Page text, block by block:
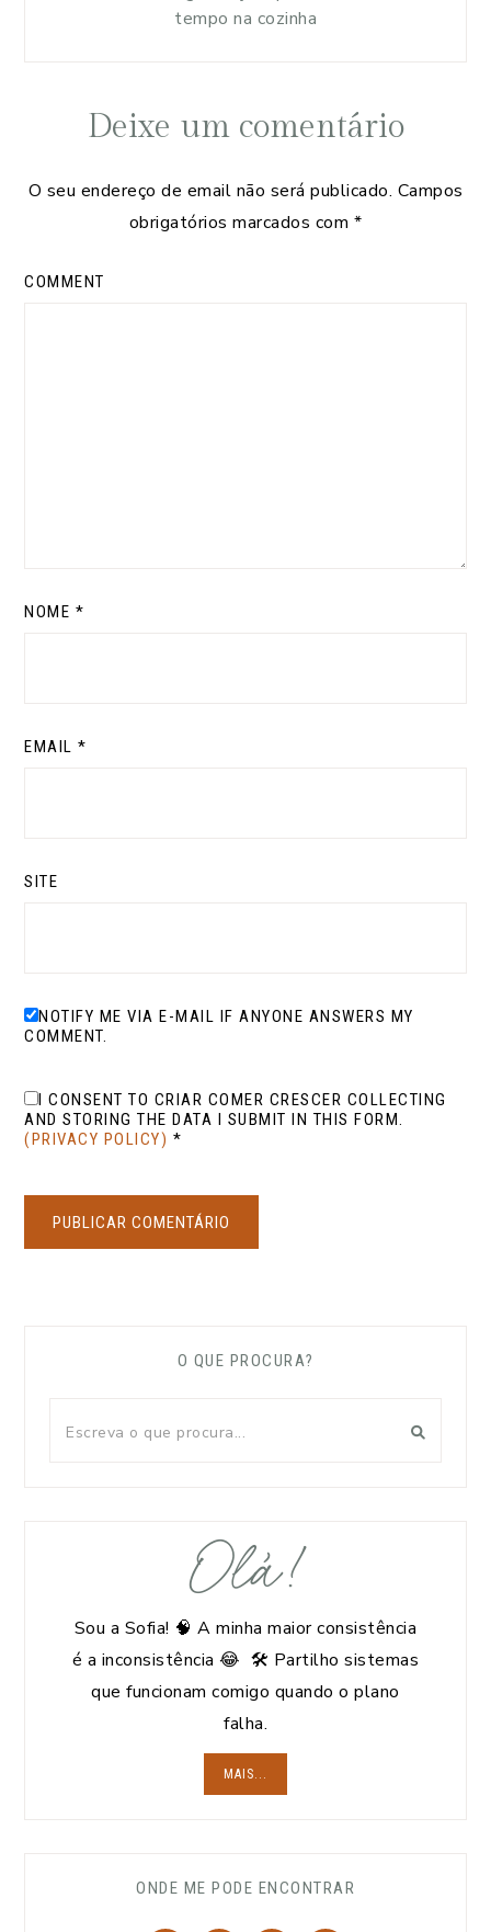
tempo na cozinha
Deixe um comentário
O seu endereço de email não será publicado. Campos
obrigatórios marcados com *
COMMENT
NOME *
EMAIL *
SITE
NOTIFY ME VIA E-MAIL IF ANYONE ANSWERS MY
COMMENT.
I CONSENT TO CRIAR COMER CRESCER COLLECTING
AND STORING THE DATA I SUBMIT IN THIS FORM.
(PRIVACY POLICY) *
O QUE PROCURA?
Olá!
Sou a Sofia! 🧠 A minha maior consistência
é a inconsistência 😂 🛠️ Partilho sistemas
que funcionam comigo quando o plano
falha.
MAIS...
ONDE ME PODE ENCONTRAR